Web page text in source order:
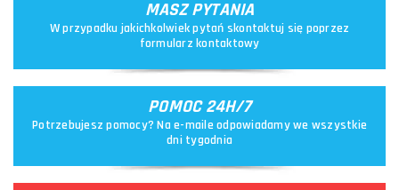
MASZ PYTANIA
W przypadku jakichkolwiek pytań skontaktuj się poprzez
formularz kontaktowy
POMOC 24H/7
Potrzebujesz pomocy? Na e-maile odpowiadamy we wszystkie
dni tygodnia